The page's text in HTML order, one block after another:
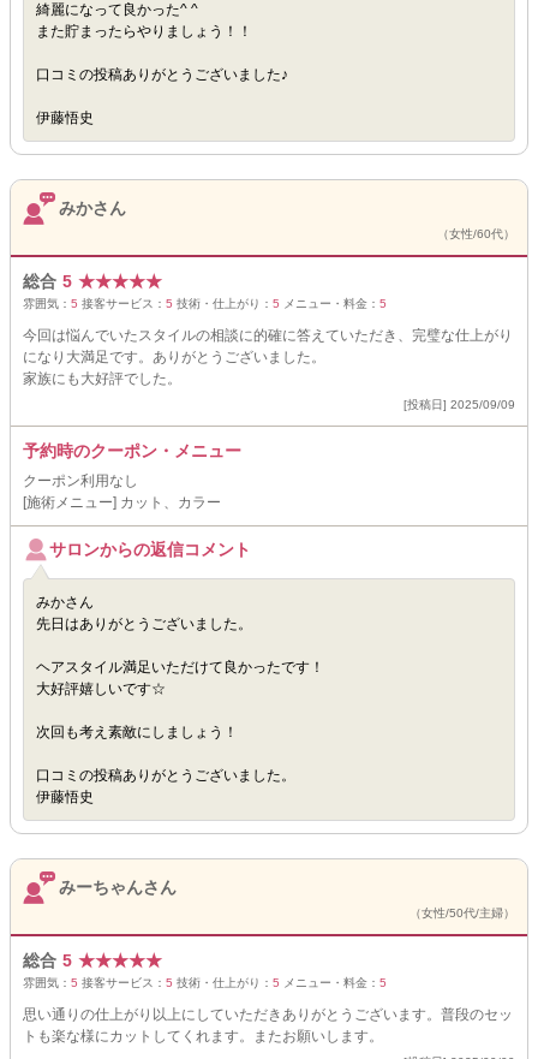
綺麗になって良かった^ ^
また貯まったらやりましょう！！
口コミの投稿ありがとうございました♪
伊藤悟史
みかさん
（女性/60代）
総合 5 ★★★★★
雰囲気： 5 接客サービス： 5 技術・仕上がり： 5 メニュー・料金： 5
今回は悩んでいたスタイルの相談に的確に答えていただき、完璧な仕上がり
になり大満足です。ありがとうございました。
家族にも大好評でした。
[投稿日] 2025/09/09
予約時のクーポン・メニュー
クーポン利用なし
[施術メニュー] カット、カラー
サロンからの返信コメント
みかさん
先日はありがとうございました。
ヘアスタイル満足いただけて良かったです！
大好評嬉しいです☆
次回も考え素敵にしましょう！
口コミの投稿ありがとうございました。
伊藤悟史
みーちゃんさん
（女性/50代/主婦）
総合 5 ★★★★★
雰囲気： 5 接客サービス： 5 技術・仕上がり： 5 メニュー・料金： 5
思い通りの仕上がり以上にしていただきありがとうございます。普段のセッ
トも楽な様にカットしてくれます。またお願いします。